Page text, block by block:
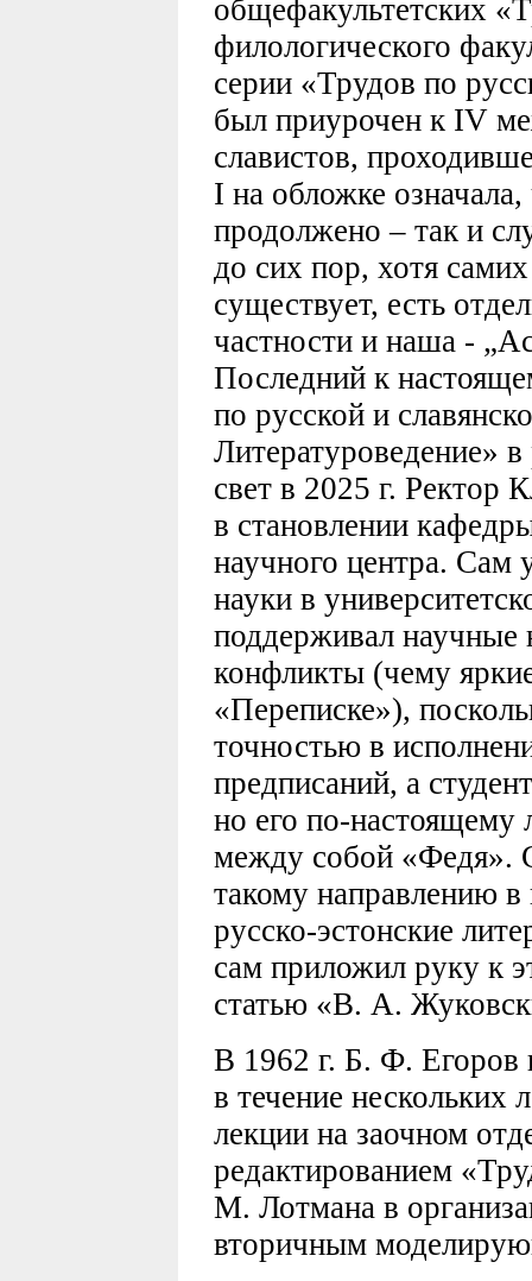
общефакультетских
филологического
серии «Трудов по
был приурочен к IV
славистов,
I на обложке означала,
продолжено – так и
до сих пор, хотя
существует, есть
частности и наша -
Последний к
по русской и
Литературоведение»
свет в 2025 г. Ректор
в становлении
научного центра. Сам
науки в
поддерживал научные
конфликты (чему
«Переписке»),
точностью в
предписаний, а
но его по-
между собой «Федя».
такому направлению
русско-эстонские
сам приложил руку к
статью «В. А.
В 1962 г. Б. Ф. Егоров
в течение нескольких
лекции на заочном
редактированием
М. Лотмана в
вторичным